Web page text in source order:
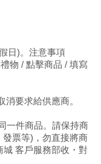
日)。注意事項
物 / 點擊商品 / 填寫
要求給供應商。
一件商品。請保持商
票等)，勿直接將商
城 客戶服務部收 ・對